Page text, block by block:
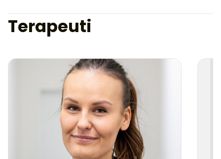
Terapeuti